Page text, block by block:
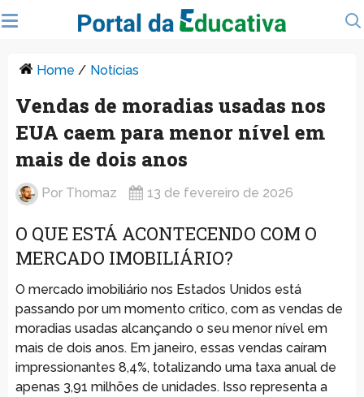
Home / Notícias
Vendas de moradias usadas nos
EUA caem para menor nível em
mais de dois anos
Por Thomaz 13 de fevereiro de 2026
O QUE ESTÁ ACONTECENDO COM O
MERCADO IMOBILIÁRIO?
O mercado imobiliário nos Estados Unidos está
passando por um momento crítico, com as vendas de
moradias usadas alcançando o seu menor nível em
mais de dois anos. Em janeiro, essas vendas caíram
impressionantes 8,4%, totalizando uma taxa anual de
apenas 3,91 milhões de unidades. Isso representa a